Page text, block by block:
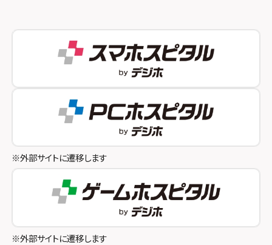
スマホスピタル 自由が丘
スマホスピタルオリナス錦糸町
スマホスピタル テルル成増
スマホスピタル池袋
スマホスピタル八王子
スマホスピタル町田
スマホスピタル吉祥寺
スマホスピタル立川
スマホスピタル by デジホ 姫路キャスパ
スマホスピタル伊丹
スマホスピタル奈良生駒
スマホスピタル和歌山
※外部サイトに遷移します
※外部サイトに遷移します